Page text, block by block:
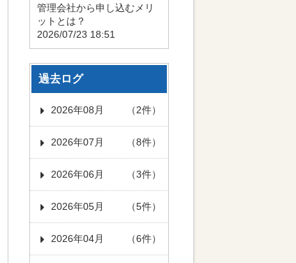
管理会社から申し込むメリ
ットとは？
2026/07/23 18:51
過去ログ
2026年08月 （2件）
2026年07月 （8件）
2026年06月 （3件）
2026年05月 （5件）
2026年04月 （6件）